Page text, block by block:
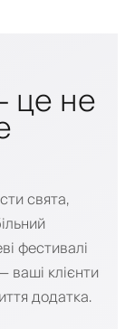
не
свята,
фестивалі
ваші клієнти
додатка.